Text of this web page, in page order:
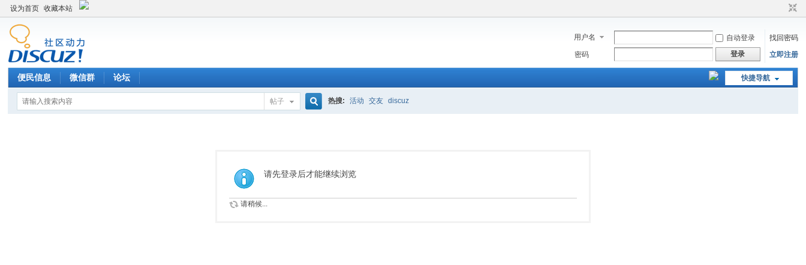
设为首页 收藏本站
用户名 自动登录
找回密码
密码
登录 立即注册
快捷导航
便民信息 微信群 论坛
帖子
索
热搜: 活动 交友 discuz
请先登录后才能继续浏览
请稍候...